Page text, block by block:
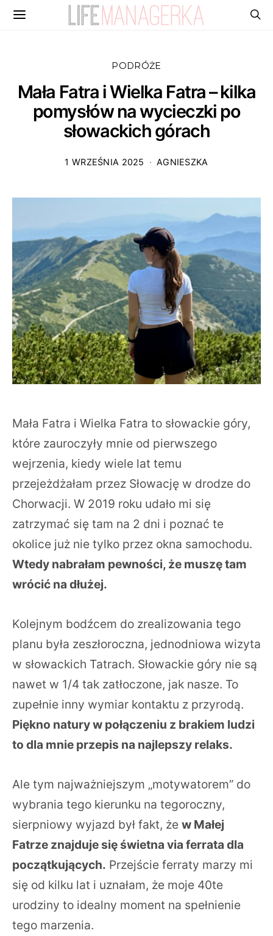
PODRÓŻE
Mała Fatra i Wielka Fatra – kilka
pomysłów na wycieczki po
słowackich górach
1 WRZEŚNIA 2025 AGNIESZKA
Mała Fatra i Wielka Fatra to słowackie góry,
które zauroczyły mnie od pierwszego
wejrzenia, kiedy wiele lat temu
przejeżdżałam przez Słowację w drodze do
Chorwacji. W 2019 roku udało mi się
zatrzymać się tam na 2 dni i poznać te
okolice już nie tylko przez okna samochodu.
Wtedy nabrałam pewności, że muszę tam
wrócić na dłużej.
Kolejnym bodźcem do zrealizowania tego
planu była zeszłoroczna, jednodniowa wizyta
w słowackich Tatrach. Słowackie góry nie są
nawet w 1/4 tak zatłoczone, jak nasze. To
zupełnie inny wymiar kontaktu z przyrodą.
Piękno natury w połączeniu z brakiem ludzi
to dla mnie przepis na najlepszy relaks.
Ale tym najważniejszym „motywatorem” do
wybrania tego kierunku na tegoroczny,
sierpniowy wyjazd był fakt, że w Małej
Fatrze znajduje się świetna via ferrata dla
początkujących. Przejście ferraty marzy mi
się od kilku lat i uznałam, że moje 40te
urodziny to idealny moment na spełnienie
tego marzenia.